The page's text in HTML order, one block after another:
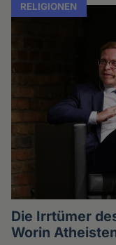
RELIGIONEN
Die Irrtümer
Worin